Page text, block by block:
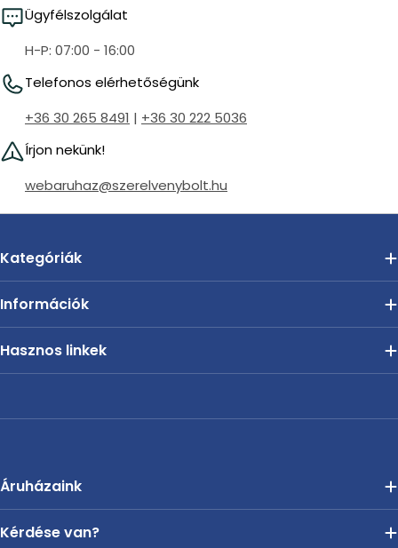
Ügyfélszolgálat
H-P: 07:00 - 16:00
Telefonos elérhetőségünk
+36 30 265 8491 | +36 30 222 5036
Írjon nekünk!
webaruhaz@szerelvenybolt.hu
Kategóriák
Információk
Hasznos linkek
Áruházaink
Kérdése van?